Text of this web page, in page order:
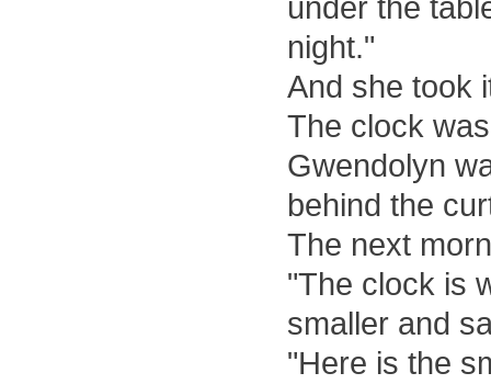
under the
night."
And she took
The clock
Gwendolyn
behind the
The next
"The clock is
smaller and
"Here is the